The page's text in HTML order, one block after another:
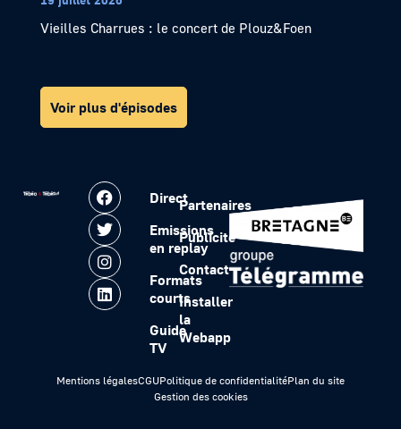
Vieilles Charrues : le concert de Plouz&Foen
Voir plus d'épisodes
Direct
Emissions
en replay
Formats
courts
Guide
TV
Partenaires
Publicité
Contact
Installer
la
Webapp
Mentions légalesCGUPolitique de confidentialitéPlan du site
Gestion des cookies